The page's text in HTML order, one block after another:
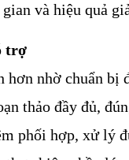
và hiệu quả
trợ
hơn nhờ chuẩn bị
thảo đầy đủ,
phối hợp, xử lý